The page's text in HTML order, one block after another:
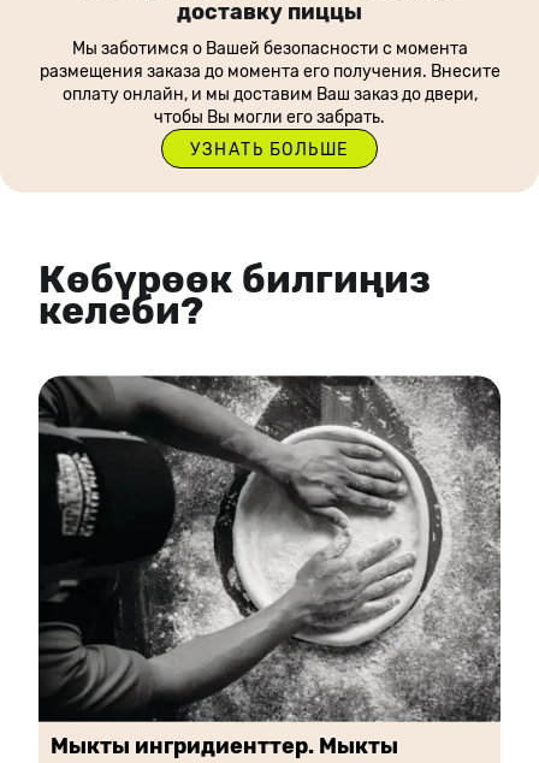
доставку пиццы
Мы заботимся о Вашей безопасности с момента
размещения заказа до момента его получения. Внесите
оплату онлайн, и мы доставим Ваш заказ до двери,
чтобы Вы могли его забрать.
УЗНАТЬ БОЛЬШЕ
Көбүрөөк билгиңиз
келеби?
Мыкты ингридиенттер. Мыкты